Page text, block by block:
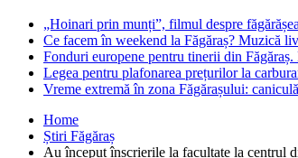
„Hoinari prin munți”, filmul despre
Ce facem în weekend la Făgăraș? Muzică
Fonduri europene pentru tinerii din
Legea pentru plafonarea prețurilor la
Vreme extremă în zona Făgărașului:
Home
Știri Făgăraș
Au început înscrierile la facultate la centrul